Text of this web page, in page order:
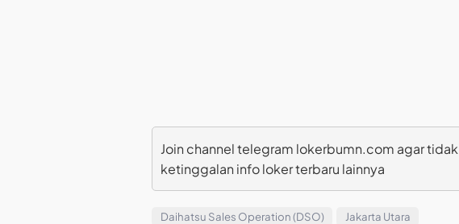
Join channel telegram lokerbumn.com agar tidak
ketinggalan info loker terbaru lainnya
Daihatsu Sales Operation (DSO) Jakarta Utara